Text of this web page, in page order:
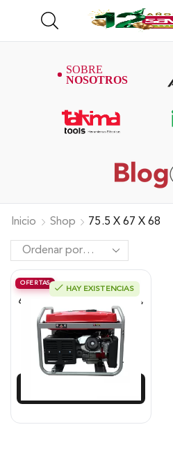
Inicio Shop 75.5 X 67 X 68
OFERTAS
HAY EXISTENCIAS
Generador Alterman A Gasolina 4T,
6.5 Kw, Encendido Manual/Eléctrico,
120/240 V, XGG6500E-I.
$4.479.784
$4.121.401